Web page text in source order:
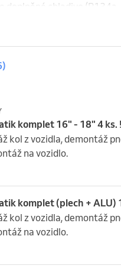
doplněné chladivo
komplet 16" - 18" 4 ks.
kol z vozidla, demontáž
na vozidlo.
komplet (plech + ALU)
kol z vozidla, demontáž
na vozidlo.